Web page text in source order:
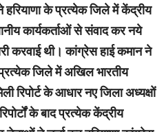
के प्रत्येक जिले में केंद्रीय
कार्यकर्ताओं से संवाद कर नये
करवाई थी। कांग्रेस हाई कमान ने
जिले में अखिल भारतीय
रिपोर्ट के आधार नए जिला अध्यक्षों
के बाद प्रत्येक केंद्रीय